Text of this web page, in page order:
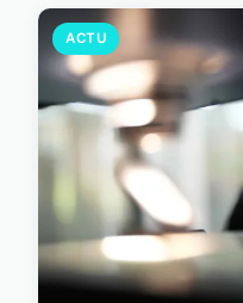
ACTU